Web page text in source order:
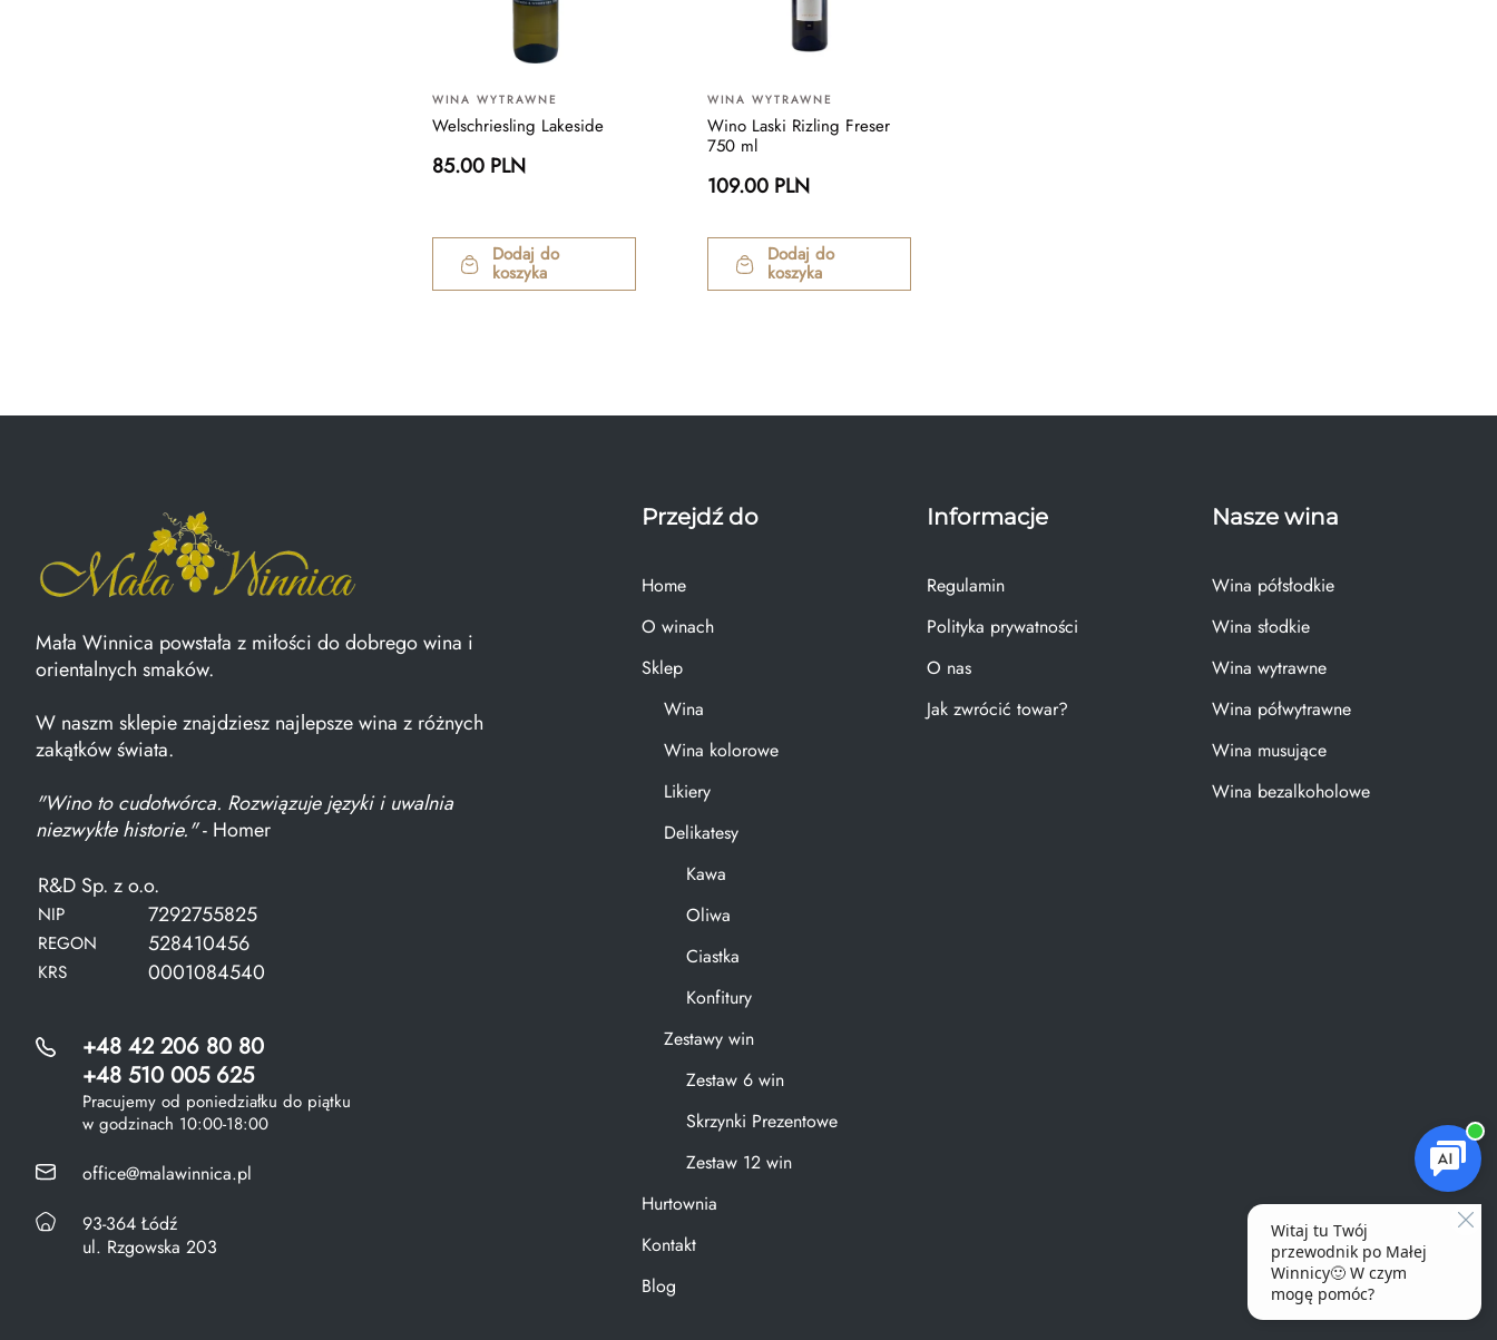
WINA WYTRAWNE
Welschriesling Lakeside
85.00 PLN
Dodaj do
koszyka
WINA WYTRAWNE
Wino Laski Rizling Freser
750 ml
109.00 PLN
Dodaj do
koszyka
Mała Winnica powstała z miłości do dobrego wina i
orientalnych smaków.
W naszm sklepie znajdziesz najlepsze wina z różnych
zakątków świata.
"Wino to cudotwórca. Rozwiązuje języki i uwalnia
niezwykłe historie."- Homer
R&D Sp. z o.o.
NIP 7292755825
REGON 528410456
KRS 0001084540
+48 42 206 80 80
+48 510 005 625
Pracujemy od poniedziałku do piątku
w godzinach 10:00-18:00
office@malawinnica.pl
93-364 Łódź
ul. Rzgowska 203
Przejdź do
Home
O winach
Sklep
Wina
Wina kolorowe
Likiery
Delikatesy
Kawa
Oliwa
Ciastka
Konfitury
Zestawy win
Zestaw 6 win
Skrzynki Prezentowe
Zestaw 12 win
Hurtownia
Kontakt
Blog
Informacje
Regulamin
Polityka prywatności
O nas
Jak zwrócić towar?
Nasze wina
Wina półsłodkie
Wina słodkie
Wina wytrawne
Wina półwytrawne
Wina musujące
Wina bezalkoholowe